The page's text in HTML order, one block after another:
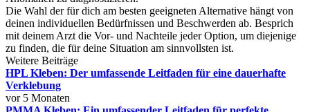
Die Wahl der für dich am besten geeigneten Alternative hängt von
deinen individuellen Bedürfnissen und Beschwerden ab. Besprich
mit deinem Arzt die Vor- und Nachteile jeder Option, um diejenige
zu finden, die für deine Situation am sinnvollsten ist.
Weitere Beiträge
HPL Kleben: Der umfassende Leitfaden für eine dauerhafte
Verklebung
vor 5 Monaten